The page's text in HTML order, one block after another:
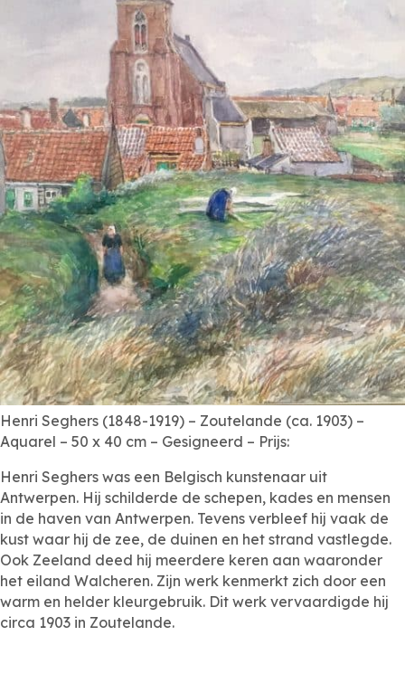
Henri Seghers (1848-1919) – Zoutelande (ca. 1903) –
Aquarel – 50 x 40 cm – Gesigneerd – Prijs:
Henri Seghers was een Belgisch kunstenaar uit
Antwerpen. Hij schilderde de schepen, kades en mensen
in de haven van Antwerpen. Tevens verbleef hij vaak de
kust waar hij de zee, de duinen en het strand vastlegde.
Ook Zeeland deed hij meerdere keren aan waaronder
het eiland Walcheren. Zijn werk kenmerkt zich door een
warm en helder kleurgebruik. Dit werk vervaardigde hij
circa 1903 in Zoutelande.